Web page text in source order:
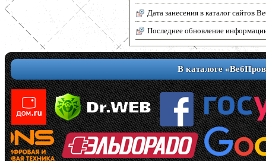
Дата занесения в каталог сайтов
Последнее обновление
В каталоге